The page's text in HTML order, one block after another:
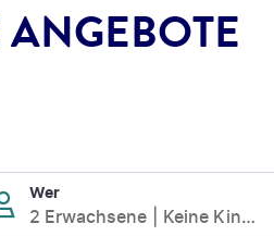
Wer
2 Erwachsene Keine Kinder